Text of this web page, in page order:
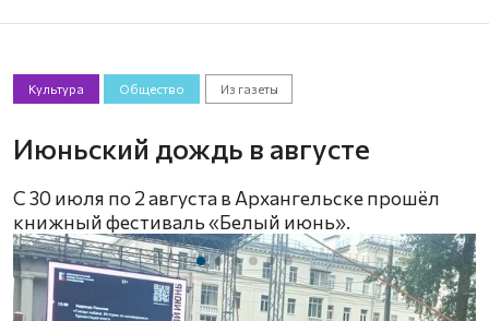
Культура Общество Из газеты
Июньский дождь в августе
С 30 июля по 2 августа в Архангельске прошёл
книжный фестиваль «Белый июнь».